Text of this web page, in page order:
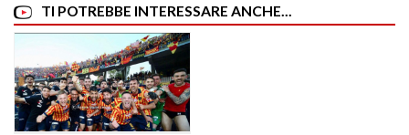
TI POTREBBE INTERESSARE ANCHE...